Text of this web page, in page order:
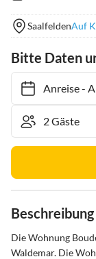
SaalfeldenAuf
Bitte Daten
Anreise-
Beschreibung
Die Wohnung
Waldemar. Die